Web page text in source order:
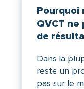
Pourquoi
QVCT ne
de
Dans la
reste un
pas sur le